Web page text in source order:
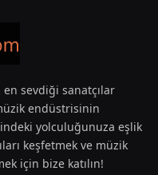
sevdiği sanatçılar
endüstrisinin
yolculuğunuza eşlik
keşfetmek ve müzik
için bize katılın!